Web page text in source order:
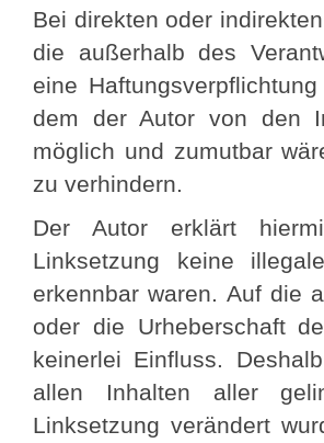
Bei direkten oder
die außerhalb des
eine
dem der Autor von den
möglich und zumutbar
zu verhindern.
Der Autor erklärt
Linksetzung keine
erkennbar waren. Auf die
oder die Urheberschaft
keinerlei Einfluss.
allen Inhalten aller
Linksetzung verändert